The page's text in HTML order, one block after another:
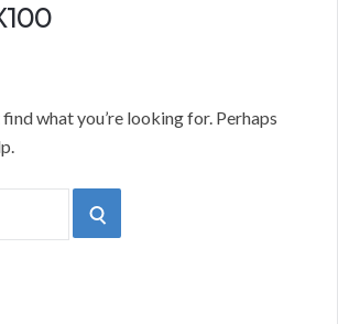
find what you’re looking for. Perhaps
SEARCH